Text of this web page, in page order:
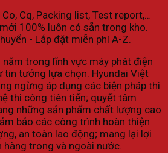
Cq, Packing list, Test report,…
100% luôn có sẵn trong kho.
- Lắp đặt miễn phí A-Z.
trong lĩnh vực máy phát điện
tin tưởng lựa chọn. Hyundai Việt
ngừng áp dụng các biện pháp thi
thi công tiên tiến; quyết tâm
những sản phẩm chất lượng cao
bảo các công trình hoàn thiện
an toàn lao động; mang lại lợi
trong và ngoài nước.